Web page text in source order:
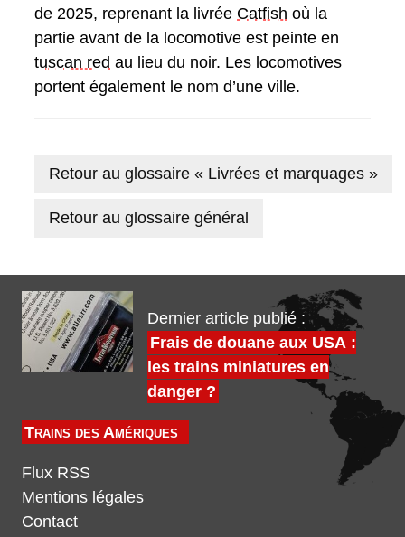
de 2025, reprenant la livrée Catfish où la
partie avant de la locomotive est peinte en
tuscan red au lieu du noir. Les locomotives
portent également le nom d’une ville.
Retour au glossaire « Livrées et marquages »
Retour au glossaire général
Dernier article publié :
Frais de douane aux USA :
les trains miniatures en
danger ?
Trains des Amériques
Flux RSS
Mentions légales
Contact